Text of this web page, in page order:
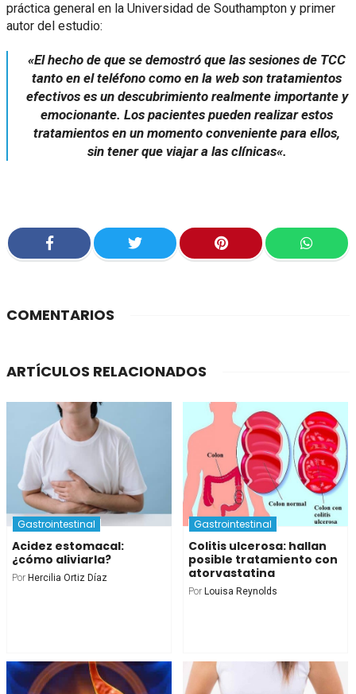
práctica general en la Universidad de Southampton y primer
autor del estudio:
«El hecho de que se demostró que las sesiones de TCC
tanto en el teléfono como en la web son tratamientos
efectivos es un descubrimiento realmente importante y
emocionante. Los pacientes pueden realizar estos
tratamientos en un momento conveniente para ellos,
sin tener que viajar a las clínicas«.
COMENTARIOS
ARTÍCULOS RELACIONADOS
Gastrointestinal
Acidez estomacal:
¿cómo aliviarla?
Por Hercilia Ortiz Díaz
Gastrointestinal
Colitis ulcerosa: hallan
posible tratamiento con
atorvastatina
Por Louisa Reynolds